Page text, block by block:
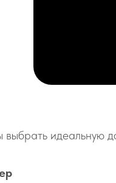
выбрать идеальную